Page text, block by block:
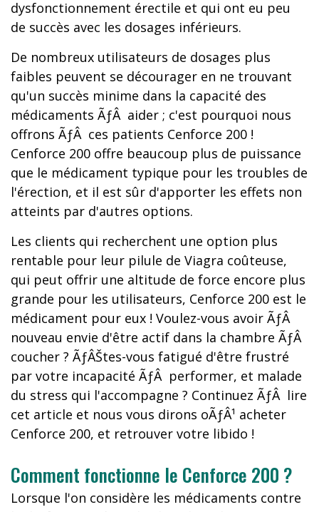
dysfonctionnement érectile et qui ont eu peu
de succès avec les dosages inférieurs.
De nombreux utilisateurs de dosages plus
faibles peuvent se décourager en ne trouvant
qu'un succès minime dans la capacité des
médicaments ÃƒÂ aider ; c'est pourquoi nous
offrons ÃƒÂ ces patients Cenforce 200 !
Cenforce 200 offre beaucoup plus de puissance
que le médicament typique pour les troubles de
l'érection, et il est sûr d'apporter les effets non
atteints par d'autres options.
Les clients qui recherchent une option plus
rentable pour leur pilule de Viagra coûteuse,
qui peut offrir une altitude de force encore plus
grande pour les utilisateurs, Cenforce 200 est le
médicament pour eux ! Voulez-vous avoir ÃƒÂ
nouveau envie d'être actif dans la chambre ÃƒÂ
coucher ? ÃƒÂŠtes-vous fatigué d'être frustré
par votre incapacité ÃƒÂ performer, et malade
du stress qui l'accompagne ? Continuez ÃƒÂ lire
cet article et nous vous dirons oÃƒÂ¹ acheter
Cenforce 200, et retrouver votre libido !
Comment fonctionne le Cenforce 200 ?
Lorsque l'on considère les médicaments contre